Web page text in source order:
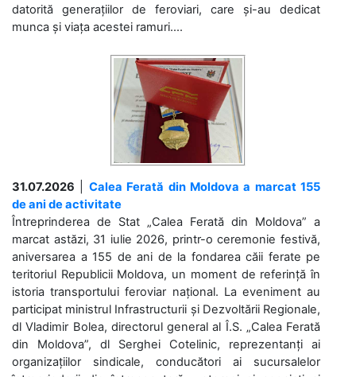
datorită generațiilor de feroviari, care și-au dedicat
munca și viața acestei ramuri....
31.07.2026
Calea Ferată din Moldova a marcat 155
de ani de activitate
Întreprinderea de Stat „Calea Ferată din Moldova” a
marcat astăzi, 31 iulie 2026, printr-o ceremonie festivă,
aniversarea a 155 de ani de la fondarea căii ferate pe
teritoriul Republicii Moldova, un moment de referință în
istoria transportului feroviar național. La eveniment au
participat ministrul Infrastructurii și Dezvoltării Regionale,
dl Vladimir Bolea, directorul general al Î.S. „Calea Ferată
din Moldova”, dl Serghei Cotelinic, reprezentanți ai
organizațiilor sindicale, conducători ai sucursalelor